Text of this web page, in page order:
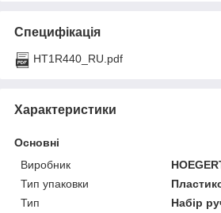
Специфікація
HT1R440_RU.pdf
Характеристики
Основні
Виробник
Тип упаковки
Тип
Набір